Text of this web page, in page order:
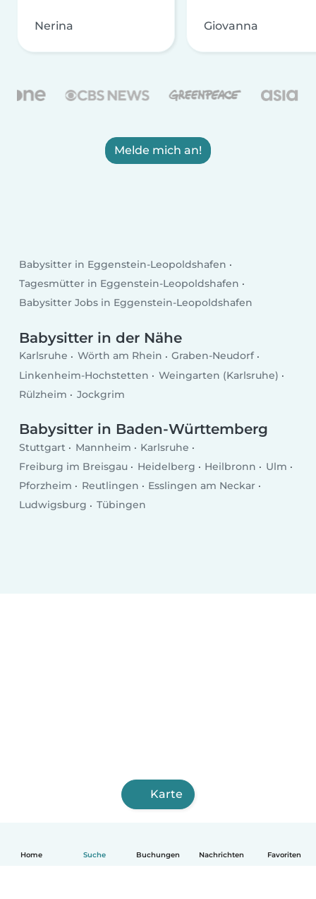
Home Suche Buchungen Nachrichten Favoriten
Nerina Giovanna
Melde mich an!
Babysitter in Eggenstein-Leopoldshafen
Tagesmütter in Eggenstein-Leopoldshafen
Babysitter Jobs in Eggenstein-Leopoldshafen
Babysitter in der Nähe
Karlsruhe Wörth am Rhein
Graben-Neudorf
Linkenheim-Hochstetten
Weingarten (Karlsruhe)
Rülzheim
Jockgrim
Babysitter in Baden-Württemberg
Stuttgart Mannheim
Karlsruhe
Freiburg im Breisgau
Heidelberg Heilbronn
Ulm
Pforzheim
Reutlingen
Esslingen am Neckar
Ludwigsburg
Tübingen
Karte